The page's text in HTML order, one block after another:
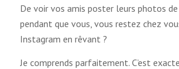
De voir vos amis poster leurs photos de
pendant que vous, vous restez chez
Instagram en rêvant ?
Je comprends parfaitement. C’est